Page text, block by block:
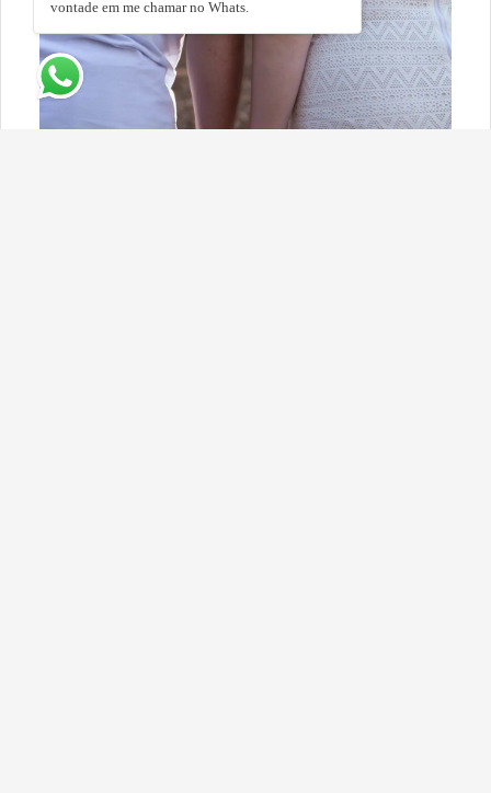
vontade em me chamar no Whats.